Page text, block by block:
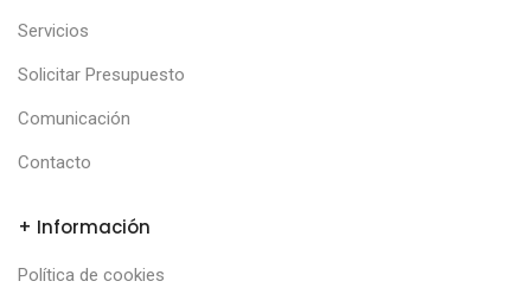
Servicios
Solicitar Presupuesto
Comunicación
Contacto
+ Información
Política de cookies